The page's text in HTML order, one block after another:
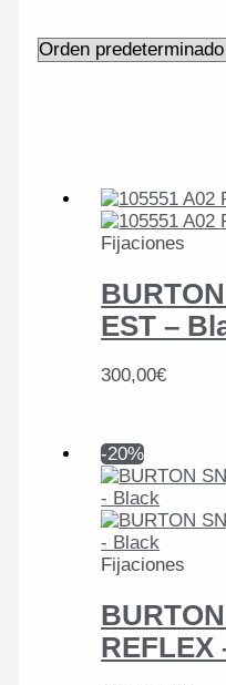
Fijaciones
EST –
300,00€
-20%
Fijaciones
REFLEX